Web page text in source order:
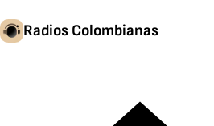
Radios Colombianas